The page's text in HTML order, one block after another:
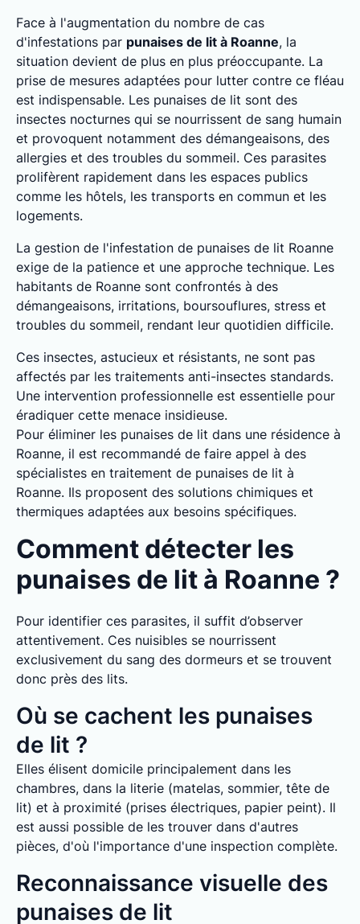
Face à l'augmentation du nombre de cas
d'infestations par punaises de lit à Roanne, la
situation devient de plus en plus préoccupante. La
prise de mesures adaptées pour lutter contre ce fléau
est indispensable. Les punaises de lit sont des
insectes nocturnes qui se nourrissent de sang humain
et provoquent notamment des démangeaisons, des
allergies et des troubles du sommeil. Ces parasites
prolifèrent rapidement dans les espaces publics
comme les hôtels, les transports en commun et les
logements.
La gestion de l'infestation de punaises de lit Roanne
exige de la patience et une approche technique. Les
habitants de Roanne sont confrontés à des
démangeaisons, irritations, boursouflures, stress et
troubles du sommeil, rendant leur quotidien difficile.
Ces insectes, astucieux et résistants, ne sont pas
affectés par les traitements anti-insectes standards.
Une intervention professionnelle est essentielle pour
éradiquer cette menace insidieuse.
Pour éliminer les punaises de lit dans une résidence à
Roanne, il est recommandé de faire appel à des
spécialistes en traitement de punaises de lit à
Roanne. Ils proposent des solutions chimiques et
thermiques adaptées aux besoins spécifiques.
Comment détecter les
punaises de lit à Roanne ?
Pour identifier ces parasites, il suffit d’observer
attentivement. Ces nuisibles se nourrissent
exclusivement du sang des dormeurs et se trouvent
donc près des lits.
Où se cachent les punaises
de lit ?
Elles élisent domicile principalement dans les
chambres, dans la literie (matelas, sommier, tête de
lit) et à proximité (prises électriques, papier peint). Il
est aussi possible de les trouver dans d'autres
pièces, d'où l'importance d'une inspection complète.
Reconnaissance visuelle des
punaises de lit